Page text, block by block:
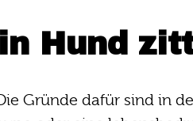
Hund
Gründe dafür sind in